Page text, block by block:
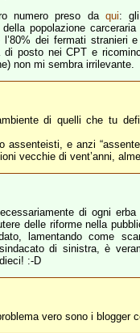
numero preso da qui: gli
popolazione
dei fermati stranieri
posto nei CPT e
non mi sembra irrilevante.
di quelli che tu
assenteisti, e anzi
vecchie di vent’anni,
di ogni
delle riforme nella
lamentando come
di sinistra, è
:-D
vero sono i blogger